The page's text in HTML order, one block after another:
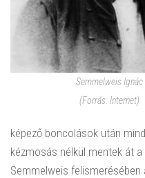
Semmelweis Ignác
(Forrás: Internet)
képező boncolások után
kézmosás nélkül mentek át
Semmelweis